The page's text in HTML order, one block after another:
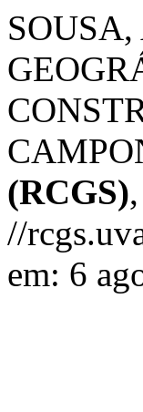
(RCGS),
//
em: 6